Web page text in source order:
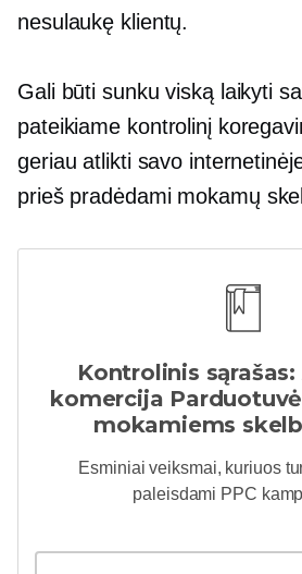
nesulaukę klientų.
Gali būti sunku viską laikyti
pateikiame kontrolinį
geriau atlikti savo
prieš pradėdami mokamų
Kontrolinis sąrašas:
komercija
mokamiems
Esminiai veiksmai, kuriuos
paleisdami PPC